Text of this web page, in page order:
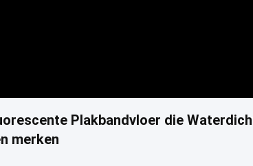
Plakbandvloer die
merken